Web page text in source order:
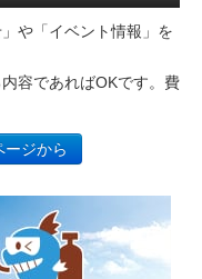
や「イベント情報」を
容であればOKです。費
ジから